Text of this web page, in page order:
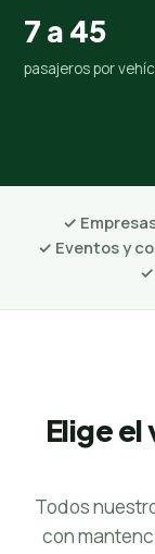
7 a 45
pasajeros por
✓
✓ Eventos y
✓
Elige
Todos
con